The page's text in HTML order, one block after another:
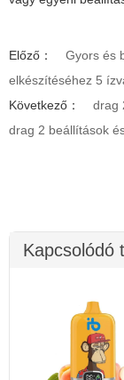
Előző：
Gyors és
elkészítéséhez 5
Következő：
drag
drag 2 beállítások
Kapcsolódó